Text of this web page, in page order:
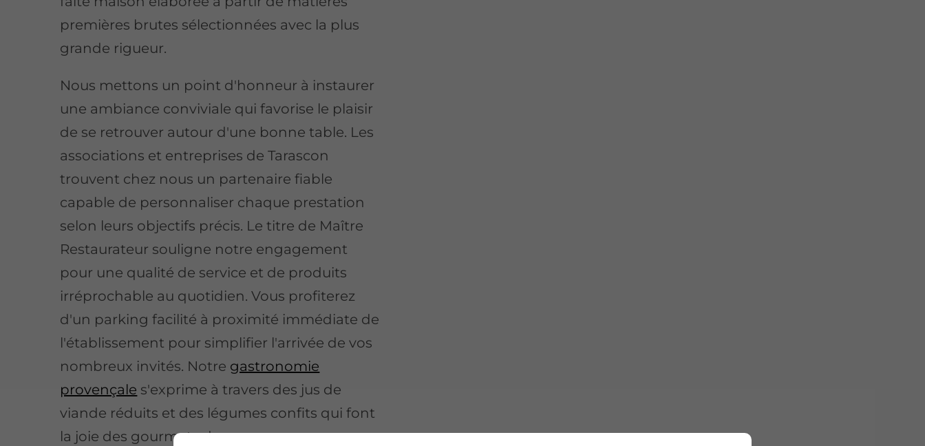
premières brutes sélectionnées avec la plus
grande rigueur.
Nous mettons un point d'honneur à instaurer
une ambiance conviviale qui favorise le plaisir
de se retrouver autour d'une bonne table. Les
associations et entreprises de Tarascon
trouvent chez nous un partenaire fiable
capable de personnaliser chaque prestation
selon leurs objectifs précis. Le titre de Maître
Restaurateur souligne notre engagement
pour une qualité de service et de produits
irréprochable au quotidien. Vous profiterez
d'un parking facilité à proximité immédiate de
l'établissement pour simplifier l'arrivée de vos
nombreux invités. Notre gastronomie
provençale s'exprime à travers des jus de
viande réduits et des légumes confits qui font
la joie des gourmets de passage.